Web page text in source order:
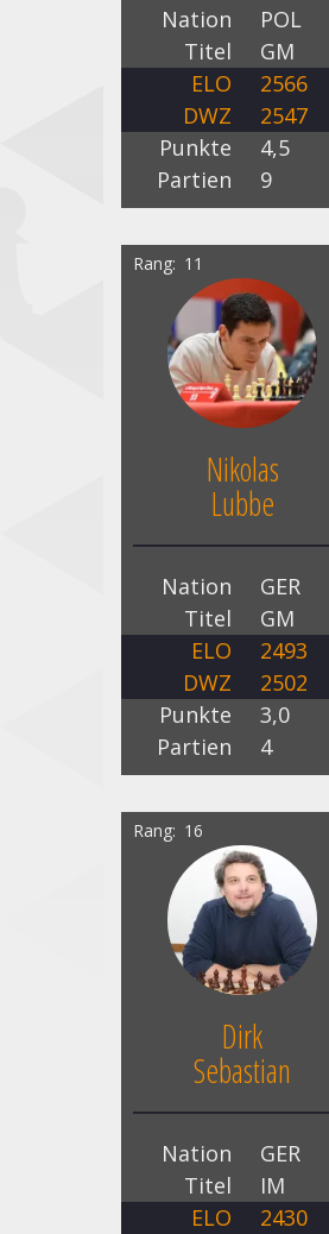
Nation
POL
Titel
GM
ELO
2566
DWZ
2547
Punkte
4,5
Partien
9
Rang 11
Nikolas
Lubbe
Nation
GER
Titel
GM
ELO
2493
DWZ
2502
Punkte
3,0
Partien
4
Rang 16
Dirk
Sebastian
Nation
GER
Titel
IM
ELO
2430